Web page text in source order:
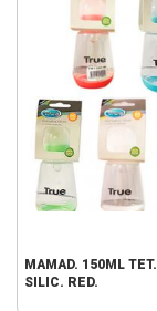
MAMAD. 150ML TET.
SILIC. RED.